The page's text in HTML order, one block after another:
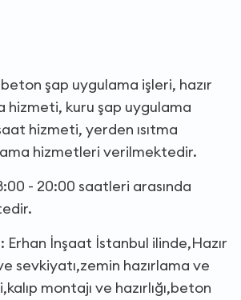
şap uygulama işleri, hazır
hizmeti, kuru şap uygulama
hizmeti, yerden ısıtma
hizmetleri verilmektedir.
- 20:00 saatleri arasında
Erhan İnşaat İstanbul ilinde,Hazır
sevkiyatı,zemin hazırlama ve
montajı ve hazırlığı,beton